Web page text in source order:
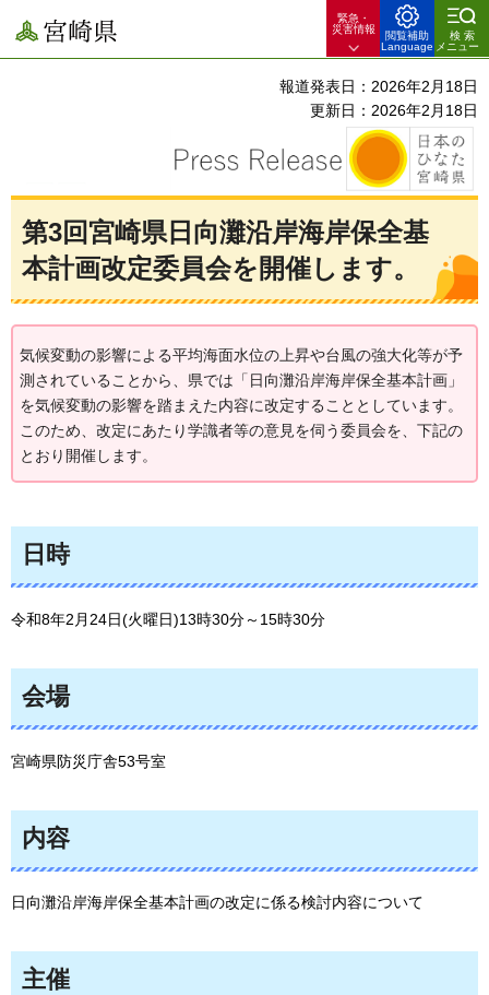
宮崎県
緊急・
災害情報
閲覧補助
Language
検索
メニュー
報道発表日：2026年2月18日
更新日：2026年2月18日
第3回宮崎県日向灘沿岸海岸保全基
本計画改定委員会を開催します。
気候変動の影響による平均海面水位の上昇や台風の強大化等が予
測されていることから、県では「日向灘沿岸海岸保全基本計画」
を気候変動の影響を踏まえた内容に改定することとしています。
このため、改定にあたり学識者等の意見を伺う委員会を、下記の
とおり開催します。
日時
令和8年2月24日(火曜日)13時30分～15時30分
会場
宮崎県防災庁舎53号室
内容
日向灘沿岸海岸保全基本計画の改定に係る検討内容について
主催